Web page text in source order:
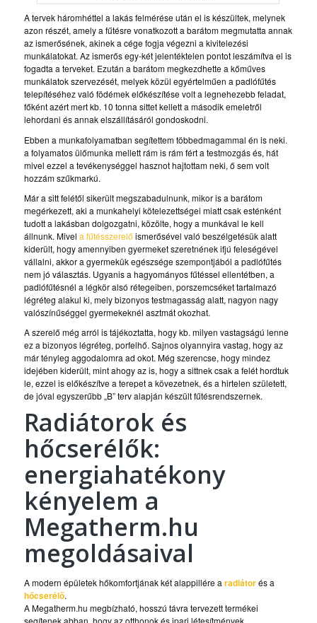
A tervek háromhéttel a lakás felmérése után el is készültek, melynek
azon részét, amely a fűtésre vonatkozott a barátom megmutatta annak
az ismerősének, akinek a cége fogja végezni a kivitelezési
munkálatokat. Az ismerős egy-két jelentéktelen pontot leszámítva el is
fogadta a terveket. Ezután a barátom megkezdhette a kőműves
munkálatok szervezését, melyek közül egyértelműen a padlófűtés
telepítéséhez való födémek előkészítése volt a legnehezebb feladat,
főként azért mert kb. 10 tonna sittet kellett a második emeletről
lehordani és annak elszállításáról gondoskodni.
Ebben a munkafolyamatban segítettem többedmagammal én is neki.
a folyamatos ülőmunka mellett rám is rám fért a testmozgás és, hát
mivel ezzel a tevékenységgel hasznot hajtottam neki, ő sem volt
hozzám szűkmarkú.
Már a sitt felétől sikerült megszabadulnunk, mikor is a barátom
megérkezett, aki a munkahelyi kötelezettségei miatt csak esténként
tudott a lakásban dolgozgatni, közölte, hogy a munkával le kell
állnunk. Mivel a fűtésszerelő ismerősével való beszélgetésük alatt
kiderült, hogy amennyiben gyermeket szeretnének ifjú feleségével
vállalni, akkor a gyermekük egészsége szempontjából a padlófűtés
nem jó választás. Ugyanis a hagyományos fűtéssel ellentétben, a
padlófűtésnél a légkör alsó rétegeiben, porszemcséket tartalmazó
légréteg alakul ki, mely bizonyos testmagasság alatt, nagyon nagy
valószínűséggel gyermekeknél asztmát okozhat.
A szerelő még arról is tájékoztatta, hogy kb. milyen vastagságú lenne
ez a bizonyos légréteg, porfelhő. Sajnos olyannyira vastag, hogy az
már tényleg aggodalomra ad okot. Még szerencse, hogy mindez
idejében kiderült, mint ahogy az is, hogy a sittnek csak a felét hordtuk
le, ezzel is előkészítve a terepet a kövezetnek, és a hirtelen született,
de jóval egyszerűbb „B” terv alapján készült fűtésrendszernek.
Radiátorok és
hőcserélők:
energiahatékony
kényelem a
Megatherm.hu
megoldásaival
A modern épületek hőkomfortjának két alappillére a radiátorés a
hőcserélő.
A Megatherm.hu megbízható, hosszú távra tervezett termékei